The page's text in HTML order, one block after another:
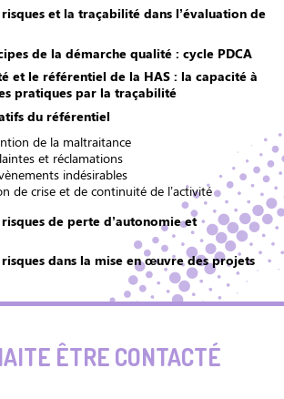
et la traçabilité dans l’évaluation de
de la démarche qualité : cycle PDCA
et le référentiel de la HAS : la capacité à
pratiques par la traçabilité
du référentiel
de la maltraitance
et réclamations
indésirables
de crise et de continuité de l’activité
de perte d’autonomie et
dans la mise en œuvre des projets
ÊTRE CONTACTÉ